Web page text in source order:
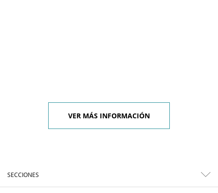
VER MÁS INFORMACIÓN
SECCIONES